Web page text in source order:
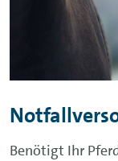
Benötigt Ihr